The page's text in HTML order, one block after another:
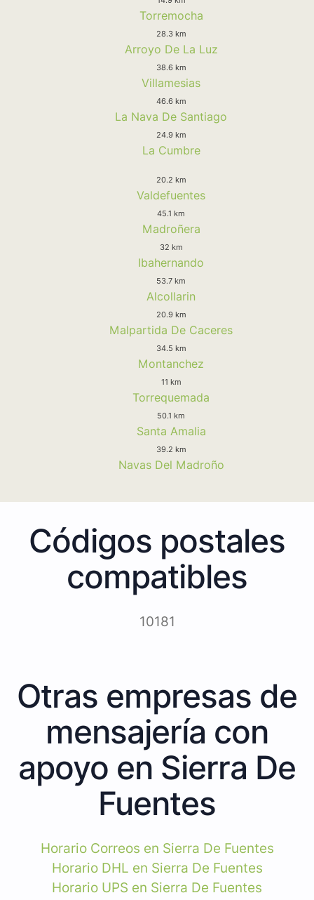
Torremocha
28.3 km
Arroyo De La Luz
38.6 km
Villamesias
46.6 km
La Nava De Santiago
24.9 km
La Cumbre
20.2 km
Valdefuentes
45.1 km
Madroñera
32 km
Ibahernando
53.7 km
Alcollarin
20.9 km
Malpartida De Caceres
34.5 km
Montanchez
11 km
Torrequemada
50.1 km
Santa Amalia
39.2 km
Navas Del Madroño
Códigos postales
compatibles
10181
Otras empresas de
mensajería con
apoyo en Sierra De
Fuentes
Horario Correos en Sierra De Fuentes
Horario DHL en Sierra De Fuentes
Horario UPS en Sierra De Fuentes